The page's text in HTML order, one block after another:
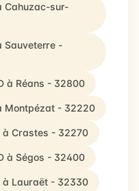
Cahuzac-sur-
Sauveterre -
à Réans - 32800
Montpézat - 32220
à Crastes - 32270
à Ségos - 32400
à Lauraët - 32330